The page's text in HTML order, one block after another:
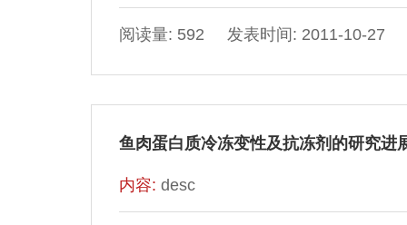
阅读量: 592 发表时间: 2011-10-27
鱼肉蛋白质冷冻变性及抗冻剂的研究进
内容: desc